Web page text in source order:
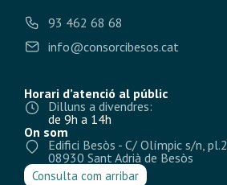
93 462 68 68
info@consorcibesos.cat
Horari d’atenció al públic
Dilluns a divendres:
de 9h a 14h
On som
Edifici Besòs - C/ Olímpic s/n, pl.2
08930 Sant Adrià de Besòs
Consulta com arribar